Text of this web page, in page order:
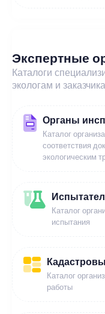
Экспертные
Каталоги
экологам и
Органы
Каталог
соответствия
экологическим
Каталог
испытания
Каталог
работы